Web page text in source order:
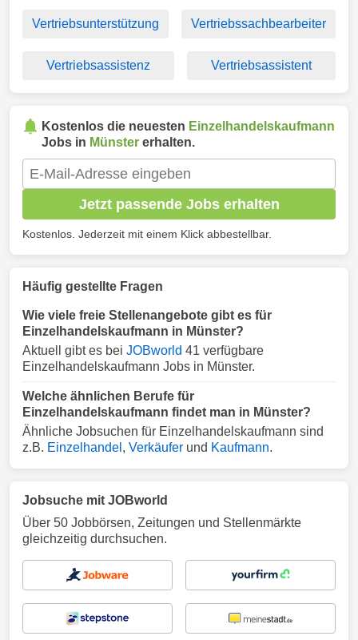
Vertriebsunterstützung Vertriebssachbearbeiter
Vertriebsassistenz Vertriebsassistent
Kostenlos die neuesten Einzelhandelskaufmann
Jobs in Münster erhalten.
Jetzt passende Jobs erhalten
Kostenlos. Jederzeit mit einem Klick abbestellbar.
Häufig gestellte Fragen
Wie viele freie Stellenangebote gibt es für
Einzelhandelskaufmann in Münster?
Aktuell gibt es bei JOBworld 41 verfügbare
Einzelhandelskaufmann Jobs in Münster.
Welche ähnlichen Berufe für
Einzelhandelskaufmann findet man in Münster?
Ähnliche Jobsuchen für Einzelhandelskaufmann sind
z.B. Einzelhandel , Verkäufer und Kaufmann.
Jobsuche mit JOBworld
Über 50 Jobbörsen, Zeitungen und Stellenmärkte
gleichzeitig durchsuchen.